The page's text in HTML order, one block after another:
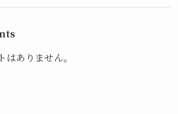
ありません。